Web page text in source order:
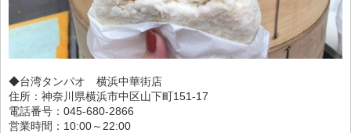
◆台湾タンパオ 横浜中華街店
住所：神奈川県横浜市中区山下町151-17
電話番号：045-680-2866
営業時間：10:00～22:00